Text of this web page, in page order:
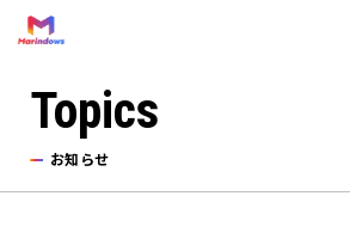
About us
法人情報
Topics
お知らせ